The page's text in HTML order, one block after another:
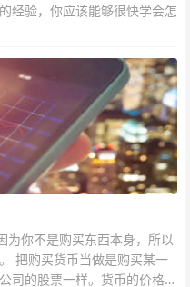
经验，你应该能够很快学会怎
为你不是购买东西本身，所以
把购买货币当做是购买某一
司的股票一样。货币的价格直